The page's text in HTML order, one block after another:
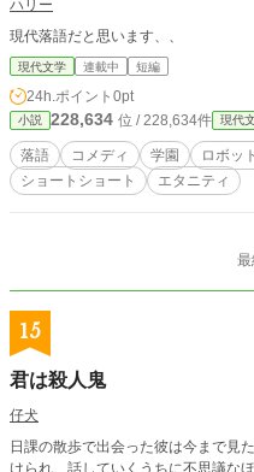
ハリー
現代落語だと思います、、
現代文学 連載中 短編
24h.ポイント 0pt
小説 228,634 位 / 228,634件 現代
落語 コメディ 学園 ロボット
ショートショート
エタニティ
15
君は殺人鬼
仔犬
日課の散歩で出会った彼は今まで見
けられ、話していくうちに不思議な